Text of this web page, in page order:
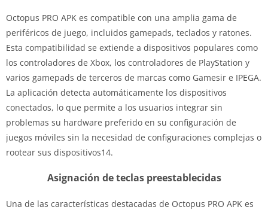
Octopus PRO APK es compatible con una amplia gama de
periféricos de juego, incluidos gamepads, teclados y ratones.
Esta compatibilidad se extiende a dispositivos populares como
los controladores de Xbox, los controladores de PlayStation y
varios gamepads de terceros de marcas como Gamesir e IPEGA.
La aplicación detecta automáticamente los dispositivos
conectados, lo que permite a los usuarios integrar sin
problemas su hardware preferido en su configuración de
juegos móviles sin la necesidad de configuraciones complejas o
rootear sus dispositivos14.
Asignación de teclas preestablecidas
Una de las características destacadas de Octopus PRO APK es